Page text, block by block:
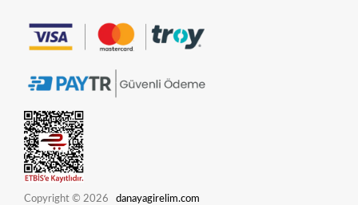
Copyright © 2026 danayagirelim.com